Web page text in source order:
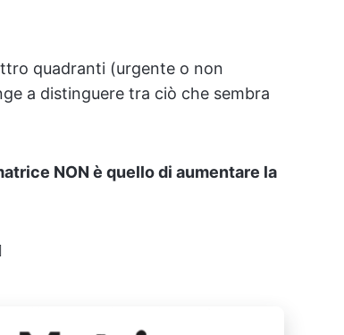
quadranti (urgente o non
a distinguere tra ciò che sembra
NON è quello di aumentare la